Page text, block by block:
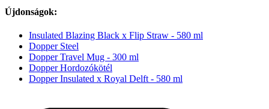
Újdonságok:
Insulated Blazing Black x Flip Straw - 580 ml
Dopper Steel
Dopper Travel Mug - 300 ml
Dopper Hordozókötél
Dopper Insulated x Royal Delft - 580 ml